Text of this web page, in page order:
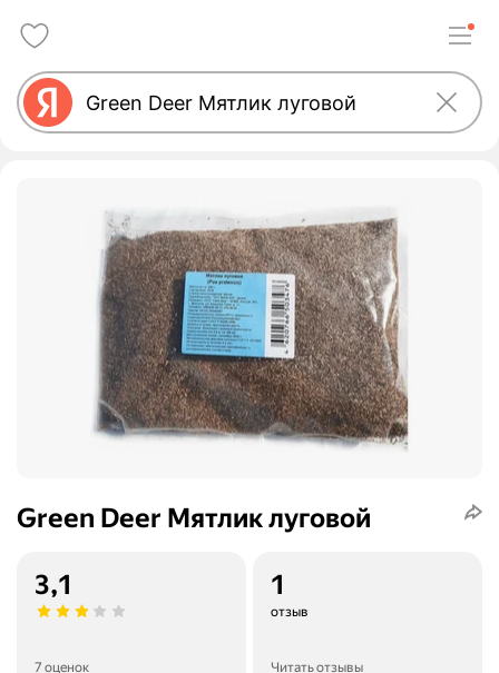
Green Deer Мятлик луговой
3,1
7 оценок
1
отзыв
Читать отзывы